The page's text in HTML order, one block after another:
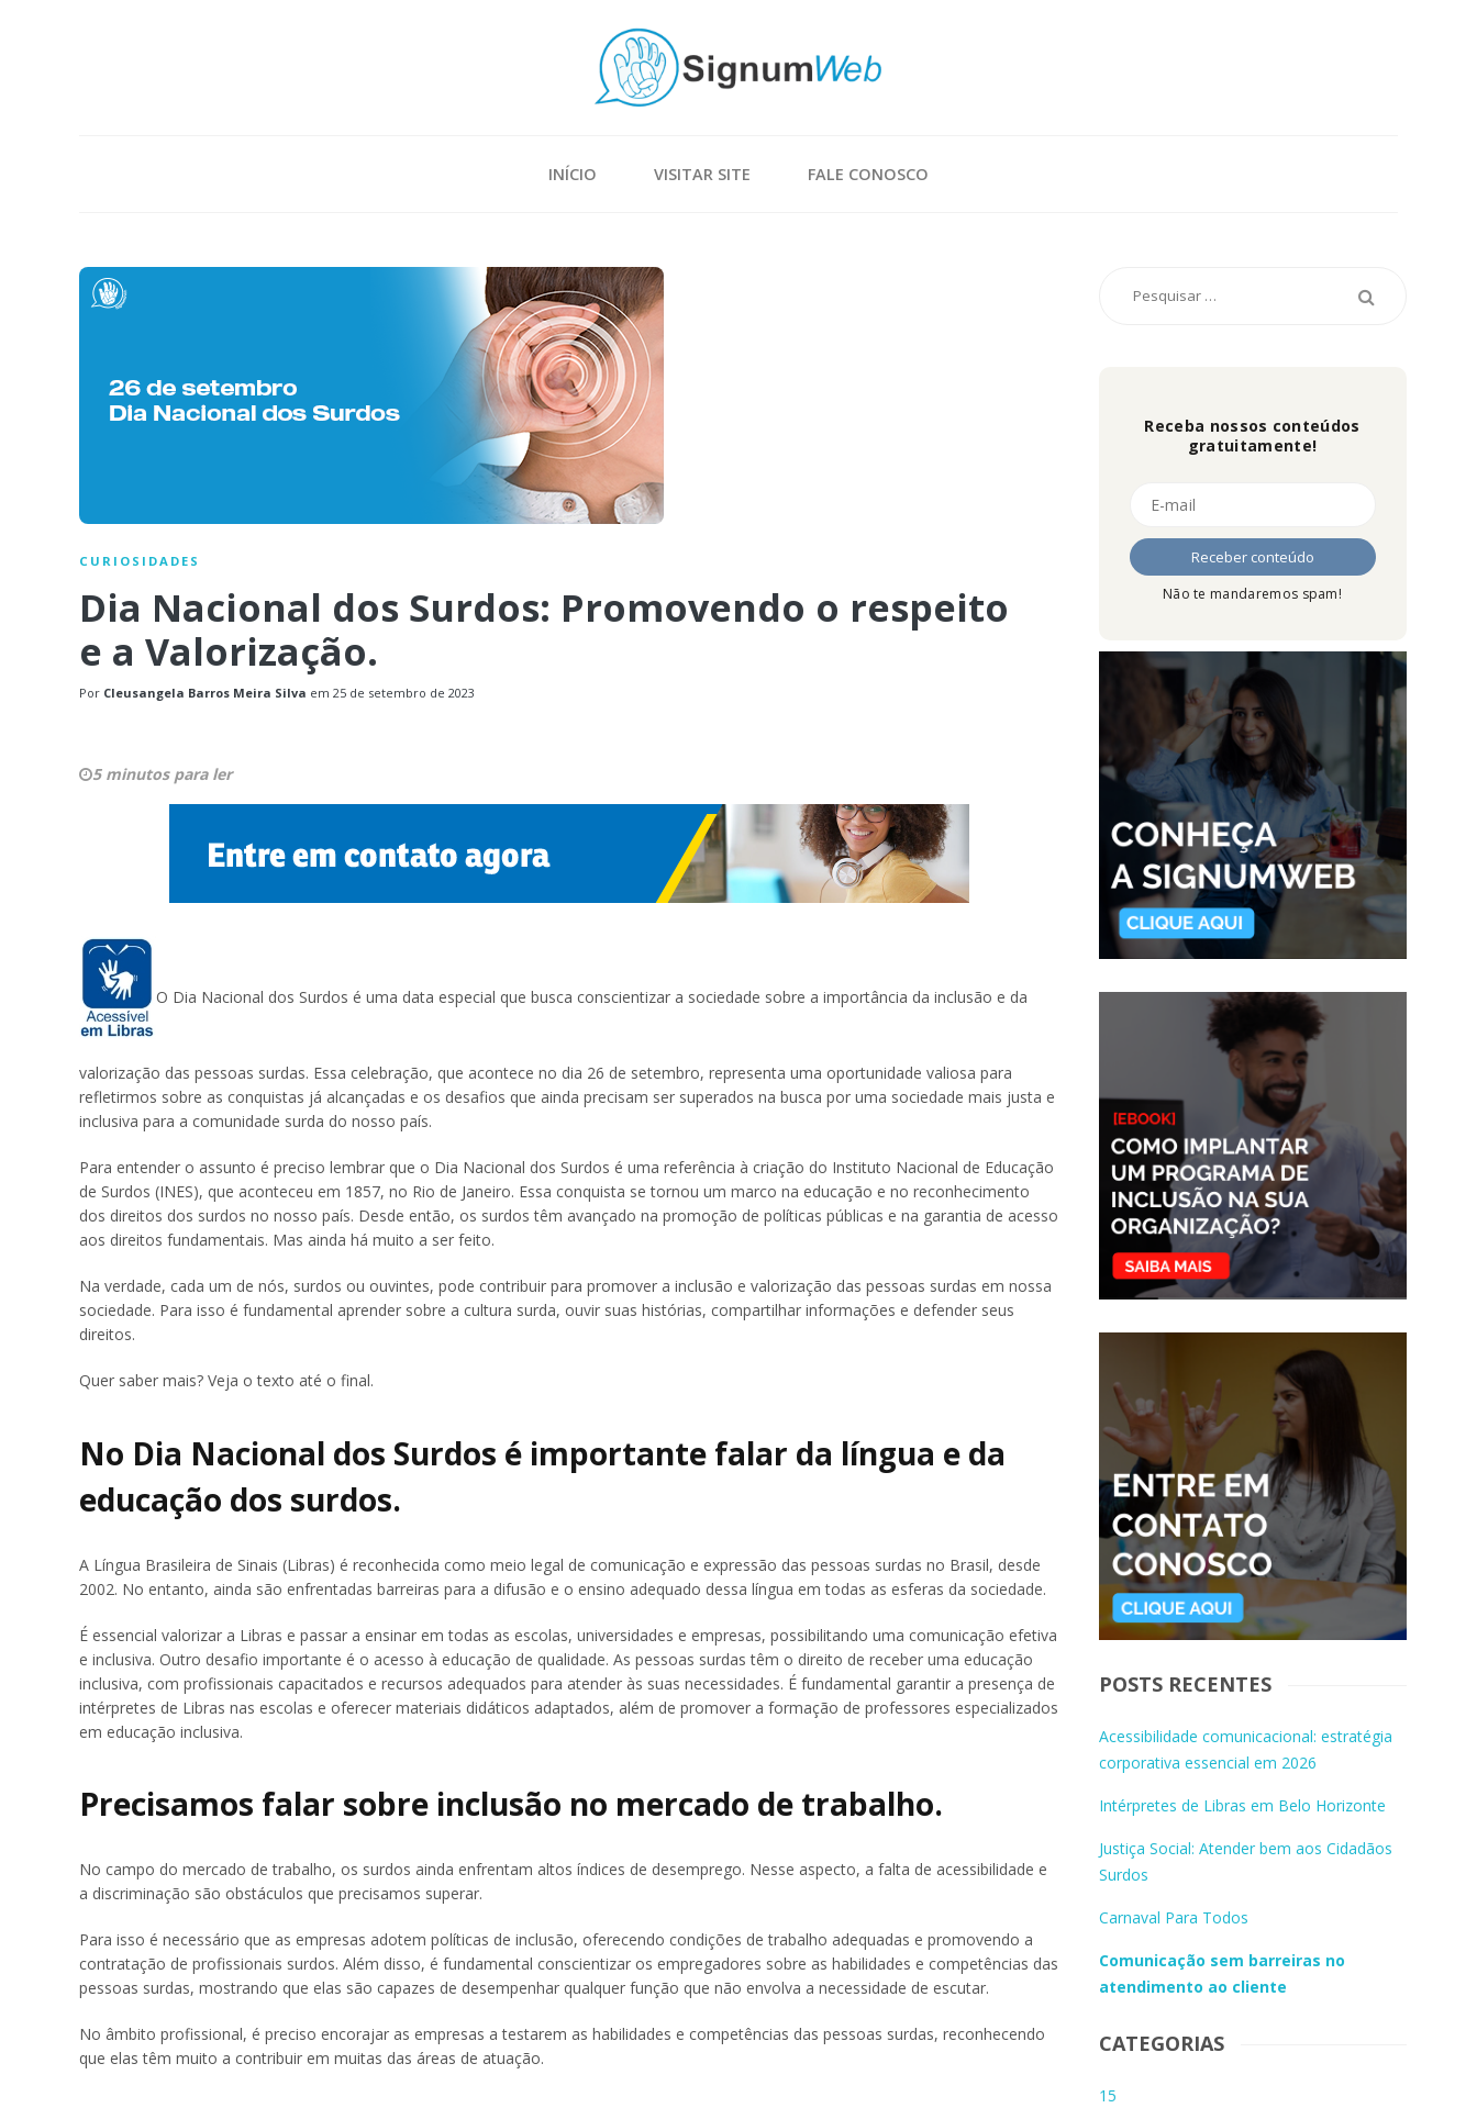
INÍCIO VISITAR SITE FALE CONOSCO
CURIOSIDADES
Dia Nacional dos Surdos: Promovendo o respeito
e a Valorização.
Por Cleusangela Barros Meira Silva em 25 de setembro de 2023
5 minutos para ler
O Dia Nacional dos Surdos é uma data especial que busca conscientizar a sociedade sobre a importância da inclusão e da
valorização das pessoas surdas. Essa celebração, que acontece no dia 26 de setembro, representa uma oportunidade valiosa para
refletirmos sobre as conquistas já alcançadas e os desafios que ainda precisam ser superados na busca por uma sociedade mais justa e
inclusiva para a comunidade surda do nosso país.
Para entender o assunto é preciso lembrar que o Dia Nacional dos Surdos é uma referência à criação do Instituto Nacional de Educação
de Surdos (INES), que aconteceu em 1857, no Rio de Janeiro. Essa conquista se tornou um marco na educação e no reconhecimento
dos direitos dos surdos no nosso país. Desde então, os surdos têm avançado na promoção de políticas públicas e na garantia de acesso
aos direitos fundamentais. Mas ainda há muito a ser feito.
Na verdade, cada um de nós, surdos ou ouvintes, pode contribuir para promover a inclusão e valorização das pessoas surdas em nossa
sociedade. Para isso é fundamental aprender sobre a cultura surda, ouvir suas histórias, compartilhar informações e defender seus
direitos.
Quer saber mais? Veja o texto até o final.
No Dia Nacional dos Surdos é importante falar da língua e da
educação dos surdos.
A Língua Brasileira de Sinais (Libras) é reconhecida como meio legal de comunicação e expressão das pessoas surdas no Brasil, desde
2002. No entanto, ainda são enfrentadas barreiras para a difusão e o ensino adequado dessa língua em todas as esferas da sociedade.
É essencial valorizar a Libras e passar a ensinar em todas as escolas, universidades e empresas, possibilitando uma comunicação efetiva
e inclusiva. Outro desafio importante é o acesso à educação de qualidade. As pessoas surdas têm o direito de receber uma educação
inclusiva, com profissionais capacitados e recursos adequados para atender às suas necessidades. É fundamental garantir a presença de
intérpretes de Libras nas escolas e oferecer materiais didáticos adaptados, além de promover a formação de professores especializados
em educação inclusiva.
Precisamos falar sobre inclusão no mercado de trabalho.
No campo do mercado de trabalho, os surdos ainda enfrentam altos índices de desemprego. Nesse aspecto, a falta de acessibilidade e
a discriminação são obstáculos que precisamos superar.
Para isso é necessário que as empresas adotem políticas de inclusão, oferecendo condições de trabalho adequadas e promovendo a
contratação de profissionais surdos. Além disso, é fundamental conscientizar os empregadores sobre as habilidades e competências das
pessoas surdas, mostrando que elas são capazes de desempenhar qualquer função que não envolva a necessidade de escutar.
No âmbito profissional, é preciso encorajar as empresas a testarem as habilidades e competências das pessoas surdas, reconhecendo
que elas têm muito a contribuir em muitas das áreas de atuação.
Receba nossos conteúdos
gratuitamente!
Não te mandaremos spam!
POSTS RECENTES
Acessibilidade comunicacional: estratégia
corporativa essencial em 2026
Intérpretes de Libras em Belo Horizonte
Justiça Social: Atender bem aos Cidadãos
Surdos
Carnaval Para Todos
Comunicação sem barreiras no
atendimento ao cliente
CATEGORIAS
15